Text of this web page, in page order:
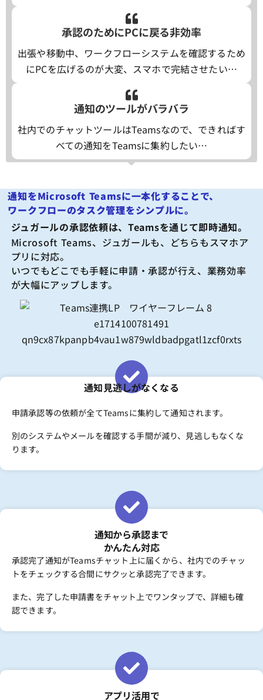
承認のためにPCに戻る非効率
出張や移動中、ワークフローシステムを確認するため
にPCを広げるのが大変、スマホで完結させたい…
通知のツールがバラバラ
社内でのチャットツールはTeamsなので、できればす
べての通知をTeamsに集約したい…
通知をMicrosoft Teamsに一本化することで、
ワークフローのタスク管理をシンプルに。
ジュガールの承認依頼は、Teamsを通じて即時通知。
Microsoft Teams、ジュガールも、どちらもスマホア
プリに対応。
いつでもどこでも手軽に申請・承認が行え、業務効率
が大幅にアップします。
通知見逃しがなくなる
申請承認等の依頼が全てTeamsに集約して通知されます。
別のシステムやメールを確認する手間が減り、見逃しもなくな
ります。
通知から承認まで
かんたん対応
承認完了通知がTeamsチャット上に届くから、社内でのチャッ
トをチェックする合間にサクッと承認完了できます。
また、完了した申請書をチャット上でワンタップで、詳細も確
認できます。
アプリ活用で